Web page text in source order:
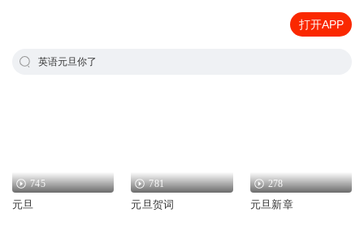
打开APP
英语元旦你了
745
元旦
781
元旦贺词
278
元旦新章